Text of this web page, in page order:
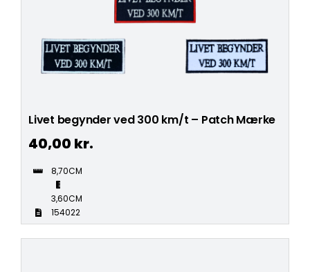
Livet begynder ved 300 km/t – Patch Mærke
40,00 kr.
8,70CM
3,60CM
154022